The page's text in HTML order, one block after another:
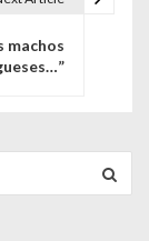
machos